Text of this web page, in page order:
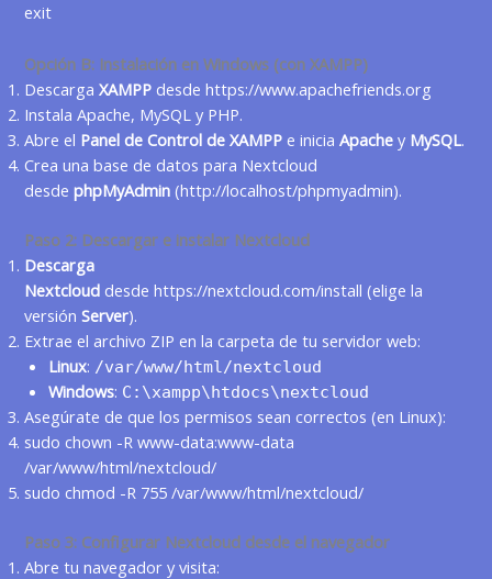
exit
Opción B: Instalación en Windows (con XAMPP)
DescargaXAMPP desdehttps://www.apachefriends.org
Instala Apache, MySQL y PHP.
Abre el Panel de Control de XAMPP e iniciaApache y MySQL.
Crea una base de datos para Nextcloud
desdephpMyAdmin (http://localhost/phpmyadmin).
Paso 2: Descargar e instalar Nextcloud
Descarga
Nextcloud desdehttps://nextcloud.com/install (elige la
versiónServer).
Extrae el archivo ZIP en la carpeta de tu servidor web:
Linux: /var/www/html/nextcloud
Windows: C:\xampp\htdocs\nextcloud
Asegúrate de que los permisos sean correctos (en Linux):
sudo chown -R www-data:www-data
/var/www/html/nextcloud/
sudo chmod -R 755 /var/www/html/nextcloud/
Paso 3: Configurar Nextcloud desde el navegador
Abre tu navegador y visita: